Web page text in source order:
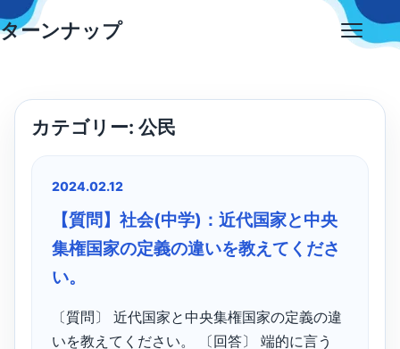
Skip
to
ターンナップ
カテゴリー: 公民
2024.02.12
【質問】社会(中学)：近代国家と中央
集権国家の定義の違いを教えてくださ
い。
〔質問〕 近代国家と中央集権国家の定義の違
いを教えてください。 〔回答〕 端的に言う